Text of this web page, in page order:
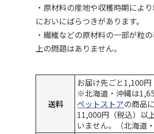
・原材料の産地や収穫時期によ
においにばらつきがあります。
・繊維などの原材料の一部が粒
上の問題はありません。
送料
お届け先ごと1,100円
※北海道・沖縄は
ペットストアの商品
11,000円（税込）以
いません。（北海道